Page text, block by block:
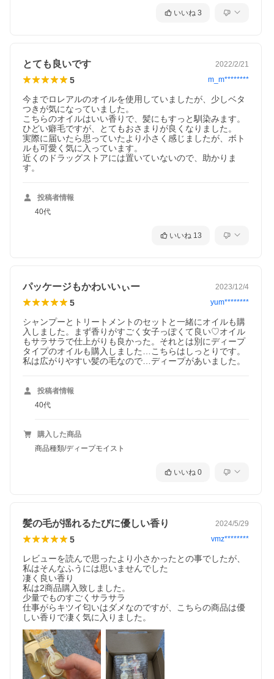
いいね 3
とても良いです 2022/2/21
5 m_m********
今までロレアルのオイルを使用していましたが、少しベタ
つきが気になっていました。
こちらのオイルはいい香りで、髪にもすっと馴染みます。
ひどい癖毛ですが、とてもおさまりが良くなりました。
実際に届いたら思っていたより小さく感じましたが、ボト
ルも可愛く気に入っています。
近くのドラッグストアには置いていないので、助かりま
す。
投稿者情報
40代
いいね 13
パッケージもかわいいぃー 2023/12/4
5 yum********
シャンプーとトリートメントのセットと一緒にオイルも購
入しました。まず香りがすごく女子っぽくて良い♡オイル
もサラサラで仕上がりも良かった。それとは別にディープ
タイプのオイルも購入しました…こちらはしっとりです。
投稿者情報
40代
購入した商品
商品種類/ディープモイスト
いいね 0
髪の毛が揺れるたびに優しい香り 2024/5/29
5 vmz********
レビューを読んで思ったより小さかったとの事でしたが、
私はそんなふうには思いませんでした
凄く良い香り
私は2商品購入致しました。
少量でものすごくサラサラ
仕事がらキツイ匂いはダメなのですが、こちらの商品は優
しい香りで凄く気に入りました。